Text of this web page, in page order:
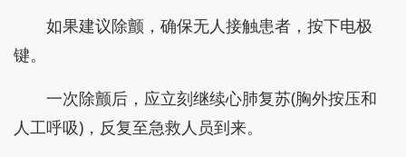
如果建议除颤，确保无人接触患者，按下电极
键。
一次除颤后，应立刻继续心肺复苏(胸外按压和
人工呼吸)，反复至急救人员到来。